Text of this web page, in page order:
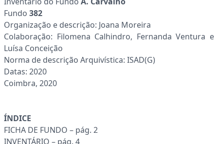
Fundo 382
Organização e descrição: Joana Moreira
Colaboração: Filomena Calhindro, Fernanda Ventura e
Luísa Conceição
Norma de descrição Arquivística: ISAD(G)
Datas: 2020
Coimbra, 2020
ÍNDICE
FICHA DE FUNDO – pág. 2
INVENTÁRIO – pág. 4